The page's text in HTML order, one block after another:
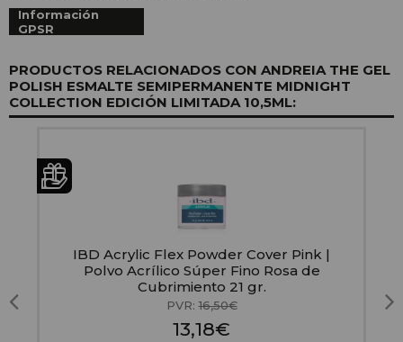
Información
GPSR
PRODUCTOS RELACIONADOS CON ANDREIA THE GEL
POLISH ESMALTE SEMIPERMANENTE MIDNIGHT
COLLECTION EDICIÓN LIMITADA 10,5ML:
IBD Acrylic Flex Powder Cover Pink |
Polvo Acrílico Súper Fino Rosa de
Cubrimiento 21 gr.
PVR:16,50€
13,18€